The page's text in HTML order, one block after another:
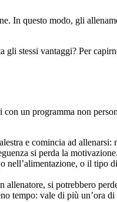
In questo modo, gli
gli stessi vantaggi? Per
un programma non
e comincia ad allenarsi:
si perda la
nell’alimentazione, o il tipo
si potrebbero
tempo: vale di più un’ora